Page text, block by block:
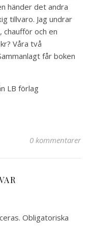
händer det andra
tillvaro. Jag undrar
chaufför och en
Våra två
får boken
LB förlag
0 kommentarer
Obligatoriska